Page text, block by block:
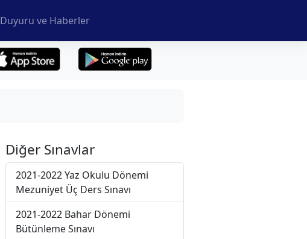
Duyuru ve Haberler
Diğer Sınavlar
2021-2022 Yaz Okulu Dönemi
Mezuniyet Üç Ders Sınavı
2021-2022 Bahar Dönemi
Bütünleme Sınavı